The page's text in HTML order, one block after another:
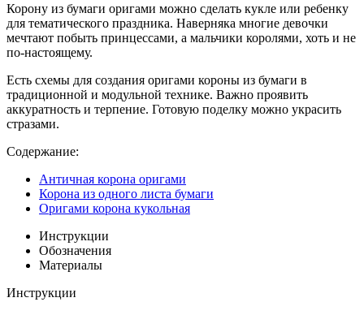
Корону из бумаги оригами можно сделать кукле или ребенку
для тематического праздника. Наверняка многие девочки
мечтают побыть принцессами, а мальчики королями, хоть и не
по-настоящему.
Есть схемы для создания оригами короны из бумаги в
традиционной и модульной технике. Важно проявить
аккуратность и терпение. Готовую поделку можно украсить
стразами.
Содержание:
Античная корона оригами
Корона из одного листа бумаги
Оригами корона кукольная
Инструкции
Обозначения
Материалы
Инструкции